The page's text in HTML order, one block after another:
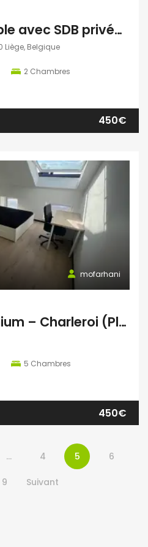
Colocation meuble avec SDB privée (deux colocs) 400€
Liège, Belgique
2 Chambres
450€
mofarhani
Colocation Premium – Charleroi (Place Élie Delferrière)
5 Chambres
450€
… 4 5 6
9 Suivant